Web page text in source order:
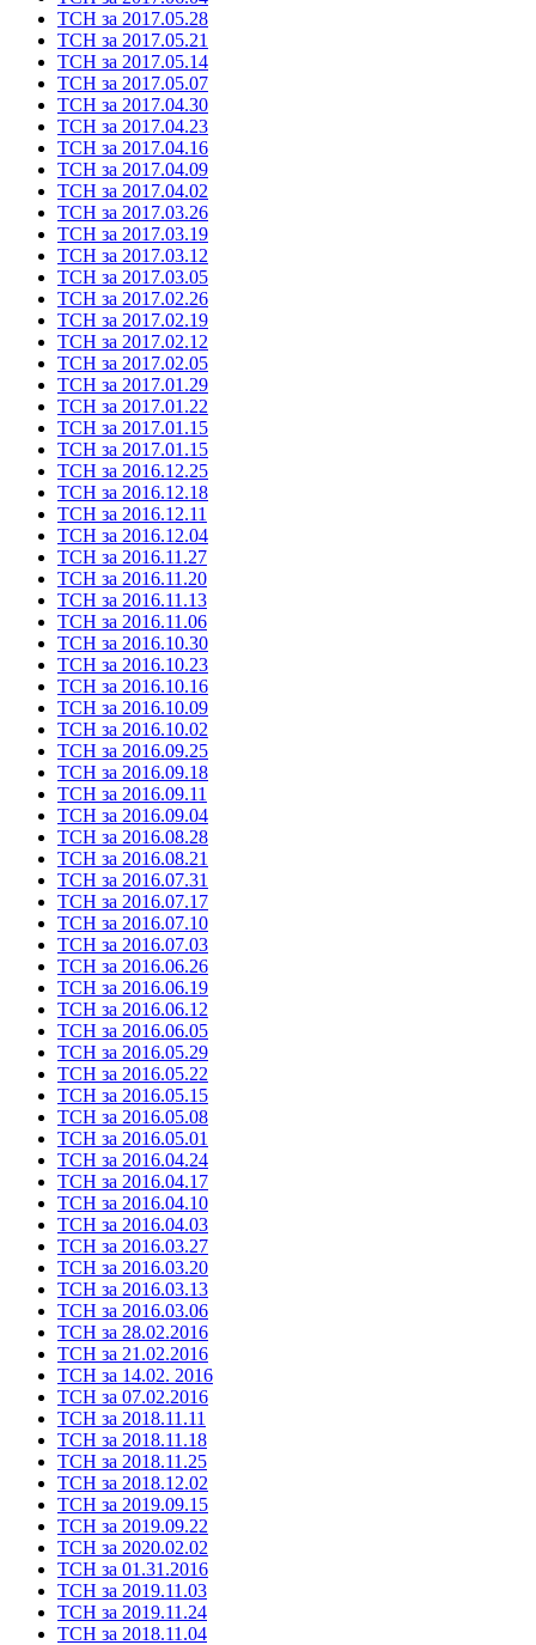
ТСН за 2017.05.28
ТСН за 2017.05.21
ТСН за 2017.05.14
ТСН за 2017.05.07
ТСН за 2017.04.30
ТСН за 2017.04.23
ТСН за 2017.04.16
ТСН за 2017.04.09
ТСН за 2017.04.02
ТСН за 2017.03.26
ТСН за 2017.03.19
ТСН за 2017.03.12
ТСН за 2017.03.05
ТСН за 2017.02.26
ТСН за 2017.02.19
ТСН за 2017.02.12
ТСН за 2017.02.05
ТСН за 2017.01.29
ТСН за 2017.01.22
ТСН за 2017.01.15
ТСН за 2017.01.15
ТСН за 2016.12.25
ТСН за 2016.12.18
ТСН за 2016.12.11
ТСН за 2016.12.04
ТСН за 2016.11.27
ТСН за 2016.11.20
ТСН за 2016.11.13
ТСН за 2016.11.06
ТСН за 2016.10.30
ТСН за 2016.10.23
ТСН за 2016.10.16
ТСН за 2016.10.09
ТСН за 2016.10.02
ТСН за 2016.09.25
ТСН за 2016.09.18
ТСН за 2016.09.11
ТСН за 2016.09.04
ТСН за 2016.08.28
ТСН за 2016.08.21
ТСН за 2016.07.31
ТСН за 2016.07.17
ТСН за 2016.07.10
ТСН за 2016.07.03
ТСН за 2016.06.26
ТСН за 2016.06.19
ТСН за 2016.06.12
ТСН за 2016.06.05
ТСН за 2016.05.29
ТСН за 2016.05.22
ТСН за 2016.05.15
ТСН за 2016.05.08
ТСН за 2016.05.01
ТСН за 2016.04.24
ТСН за 2016.04.17
ТСН за 2016.04.10
ТСН за 2016.04.03
ТСН за 2016.03.27
ТСН за 2016.03.20
ТСН за 2016.03.13
ТСН за 2016.03.06
ТСН за 28.02.2016
ТСН за 21.02.2016
ТСН за 14.02. 2016
ТСН за 07.02.2016
ТСН за 2018.11.11
ТСН за 2018.11.18
ТСН за 2018.11.25
ТСН за 2018.12.02
ТСН за 2019.09.15
ТСН за 2019.09.22
ТСН за 2020.02.02
ТСН за 01.31.2016
ТСН за 2019.11.03
ТСН за 2019.11.24
ТСН за 2018.11.04